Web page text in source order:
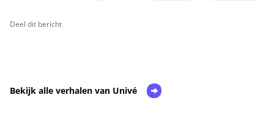
Deel dit bericht
Bekijk alle verhalen van Univé